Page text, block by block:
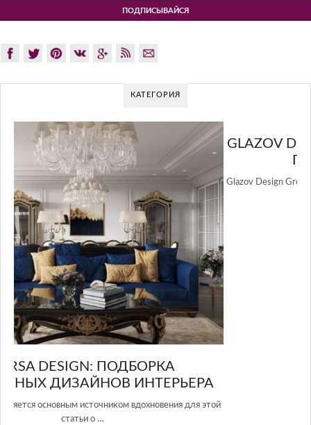
КАТЕГОРИЯ
GLAZOV DESIGN GROUP – УНИКАЛЬНЫЙ
ПОДХОД К ДИЗАЙНУ
Glazov Design Group- это одна из лучших студий дизайна интерьера